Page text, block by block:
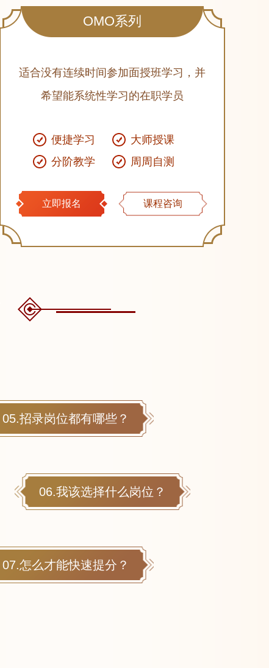
OMO系列
适合没有连续时间参加面授班学习，并
希望能系统性学习的在职学员
便捷学习
大师授课
分阶教学
周周自测
立即报名 课程咨询
05.招录岗位都有哪些？
06.我该选择什么岗位？
07.怎么才能快速提分？